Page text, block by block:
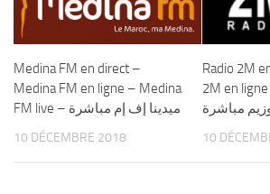
Medina FM en direct –
Medina FM en ligne – Medina
FM live – ميدينا إف إم مباشرة
10 DÉCEMBRE 2018
Radio 2M
2M en
مباشرة
10